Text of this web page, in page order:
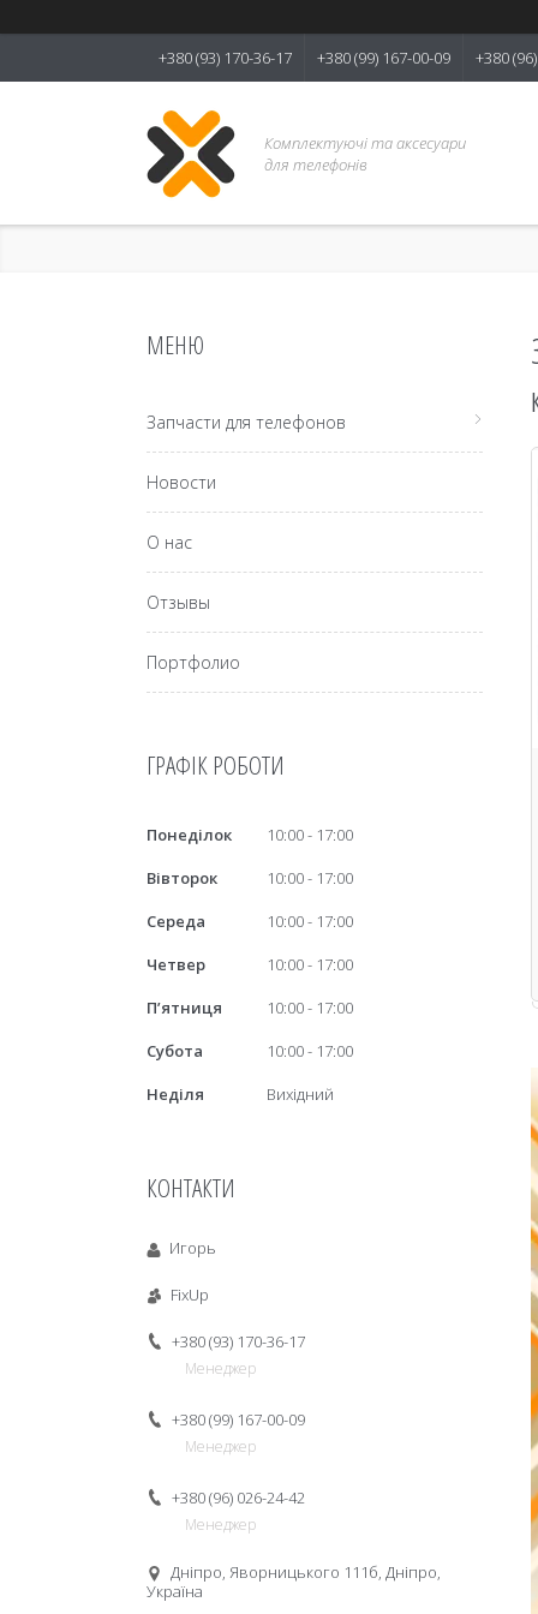
+380 (93) 170-36-17 +380 (99) 167-00-09 +380
Комплектуючі та аксесуари
для телефонів
Запчасти для телефонов
Новости
О нас
Отзывы
Портфолио
ГРАФІК РОБОТИ
Понеділок 10:00
17:00
Вівторок
10:00
17:00
Середа
10:00
17:00
Четвер
10:00
17:00
Пʼятниця
10:00
17:00
Субота
10:00
17:00
Неділя
Вихідний
КОНТАКТИ
Игорь
FixUp
+380 (93) 170-36-17
Менеджер
+380 (99) 167-00-09
Менеджер
+380 (96) 026-24-42
Менеджер
Дніпро, Яворницького 111б, Дніпро,
Україна